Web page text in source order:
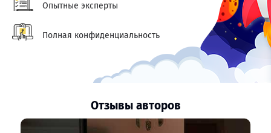
Опытные эксперты
Полная конфиденциальность
Отзывы авторов